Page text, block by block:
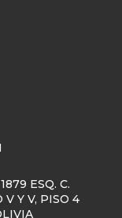
ESQ. C.
Y V, PISO 4